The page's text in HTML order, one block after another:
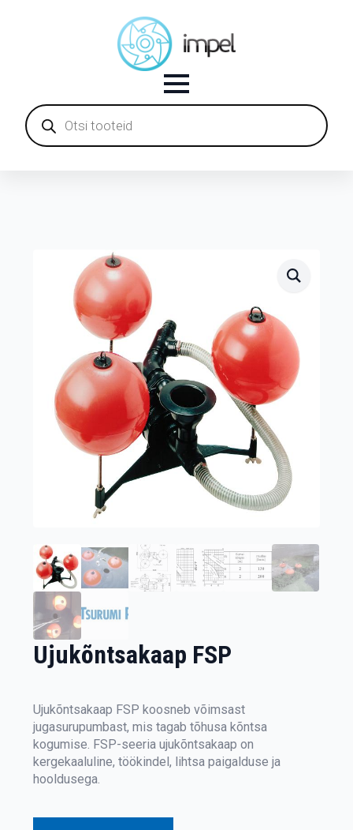
Products
search
Ujukõntsakaap FSP
Ujukõntsakaap FSP koosneb võimsast
jugasurupumbast, mis tagab tõhusa kõntsa
kogumise. FSP-seeria ujukõntsakaap on
kergekaaluline, töökindel, lihtsa paigalduse ja
hooldusega.